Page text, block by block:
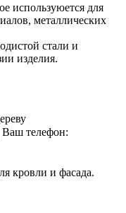
используюется для
металлических
стали и
изделия.
Ваш телефон:
кровли и фасада.